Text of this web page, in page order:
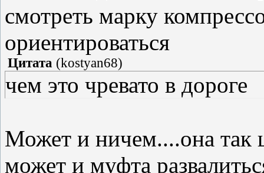
смотреть марку
ориентироваться
Цитата (kostyan68)
чем это чревато в дороге
Может и ничем....она так
может и муфта